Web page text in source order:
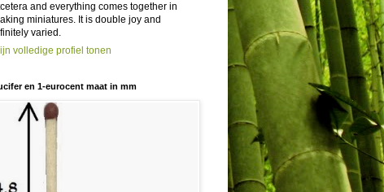
and everything comes together in
miniatures. It is double joy and
varied.
volledige profiel tonen
en 1-eurocent maat in mm